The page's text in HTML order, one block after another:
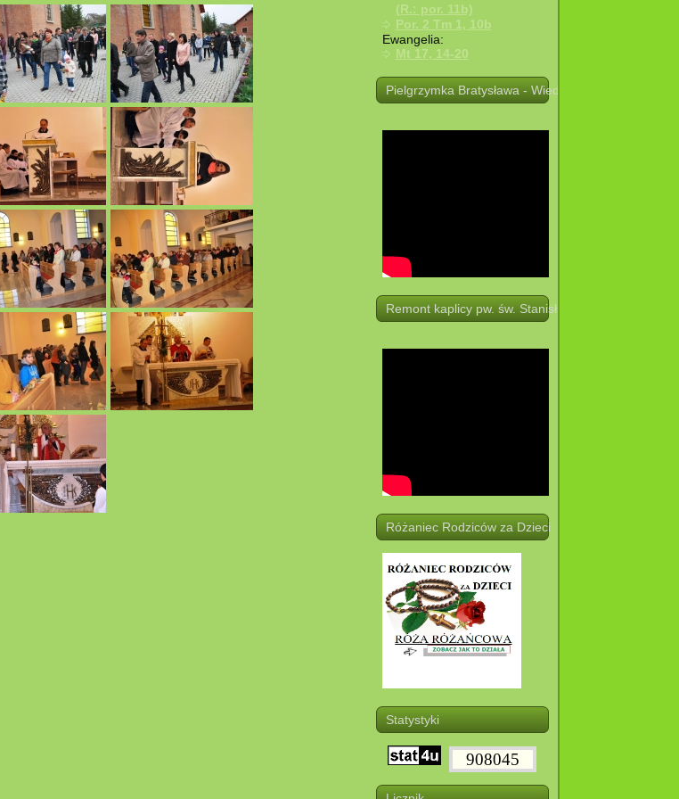
(R.: por. 11b)
Por. 2 Tm 1, 10b
Ewangelia:
Mt 17, 14-20
Pielgrzymka Bratysława - Wiedeń. 19 -21.08.2025 r.
Remont kaplicy pw. św. Stanisława w Potoczku
Różaniec Rodziców za Dzieci
Statystyki
908045